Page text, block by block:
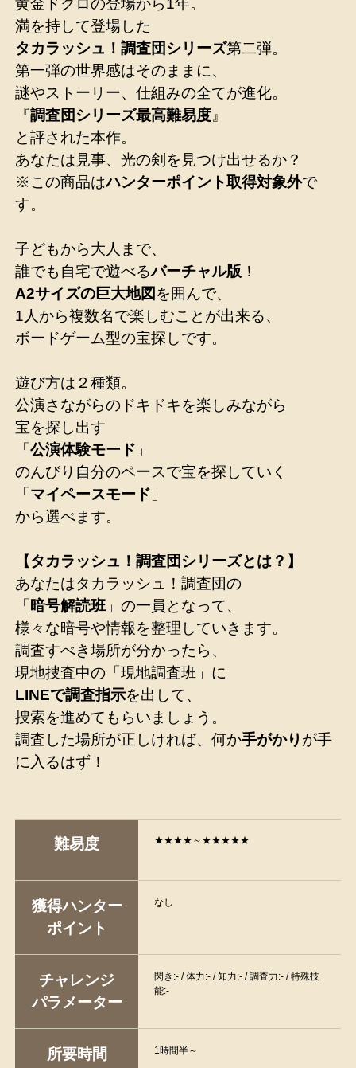
黄金ドクロの登場から1年。
満を持して登場した
タカラッシュ！調査団シリーズ第二弾。
第一弾の世界感はそのままに、
謎やストーリー、仕組みの全てが進化。
『調査団シリーズ最高難易度 』
と評された本作。
あなたは見事、光の剣を見つけ出せるか？
※この商品はハンターポイント取得対象外で
す。
子どもから大人まで、
誰でも自宅で遊べるバーチャル版 ！
A2サイズの巨大地図 を囲んで、
1人から複数名で楽しむことが出来る、
ボードゲーム型の宝探しです。
遊び方は２種類。
公演さながらのドキドキを楽しみながら
宝を探し出す
「公演体験モード 」
のんびり自分のペースで宝を探していく
「マイペースモード 」
から選べます。
【タカラッシュ！調査団シリーズとは？】
あなたはタカラッシュ！調査団の
「暗号解読班 」の一員となって、
様々な暗号や情報を整理していきます。
調査すべき場所が分かったら、
現地捜査中の「現地調査班」に
LINEで調査指示を出して、
捜索を進めてもらいましょう。
調査した場所が正しければ、何か手がかり が手
に入るはず！
難易度 ★★★★～★★★★★
獲得ハンター
ポイント
なし
チャレンジ
パラメーター
閃き:- / 体力:- / 知力:- / 調査力:- / 特殊技
能:-
所要時間 1時間半～